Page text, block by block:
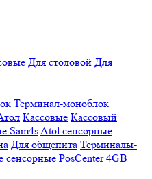
Для столовой Для
Терминал-моноблок
Кассовые Кассовый
Sam4sAtol сенсорные
Для общепита Терминалы-
сенсорные PosCenter 4GB